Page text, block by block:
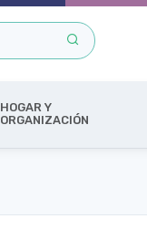
HOGAR Y
ORGANIZACIÓN